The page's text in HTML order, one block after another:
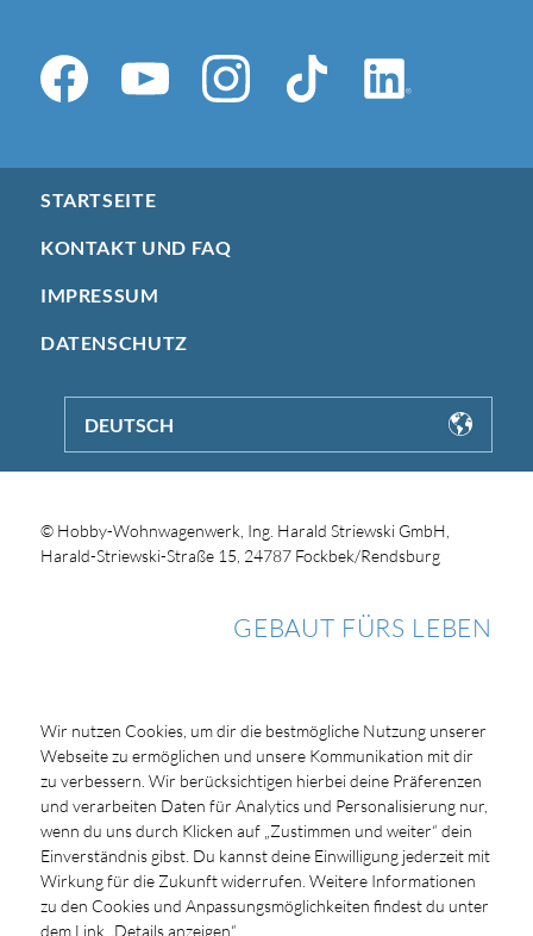
STARTSEITE
KONTAKT UND FAQ
IMPRESSUM
DATENSCHUTZ
DEUTSCH
© Hobby-Wohnwagenwerk, Ing. Harald Striewski GmbH,
Harald-Striewski-Straße 15, 24787 Fockbek/Rendsburg
GEBAUT FÜRS LEBEN
Wir nutzen Cookies, um dir die bestmögliche Nutzung unserer
Webseite zu ermöglichen und unsere Kommunikation mit dir
zu verbessern. Wir berücksichtigen hierbei deine Präferenzen
und verarbeiten Daten für Analytics und Personalisierung nur,
wenn du uns durch Klicken auf „Zustimmen und weiter“ dein
Einverständnis gibst. Du kannst deine Einwilligung jederzeit mit
Wirkung für die Zukunft widerrufen. Weitere Informationen
zu den Cookies und Anpassungsmöglichkeiten findest du unter
dem Link „Details anzeigen“.